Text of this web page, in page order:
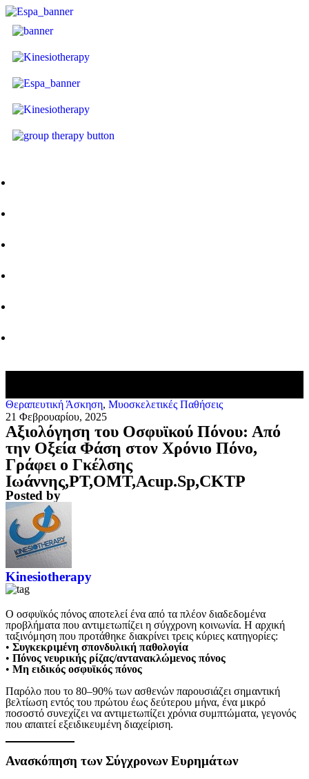
Θεραπευτική Άσκηση, Μυοσκελετικές Παθήσεις
21 Φεβρουαρίου, 2025
Αξιολόγηση του Οσφυϊκού Πόνου: Από
την Οξεία Φάση στον Χρόνιο Πόνο,
Γράφει ο Γκέλσης
Ιωάννης,PT,OMT,Acup.Sp,CKTP
Posted by
Kinesiotherapy
Ο οσφυϊκός πόνος αποτελεί ένα από τα πλέον διαδεδομένα
προβλήματα που αντιμετωπίζει η σύγχρονη κοινωνία. Η αρχική
ταξινόμηση που προτάθηκε διακρίνει τρεις κύριες κατηγορίες:
• Συγκεκριμένη σπονδυλική παθολογία
• Πόνος νευρικής ρίζας/αντανακλώμενος πόνος
• Μη ειδικός οσφυϊκός πόνος
Παρόλο που το 80–90% των ασθενών παρουσιάζει σημαντική
βελτίωση εντός του πρώτου έως δεύτερου μήνα, ένα μικρό
ποσοστό συνεχίζει να αντιμετωπίζει χρόνια συμπτώματα, γεγονός
που απαιτεί εξειδικευμένη διαχείριση.
Ανασκόπηση των Σύγχρονων Ευρημάτων